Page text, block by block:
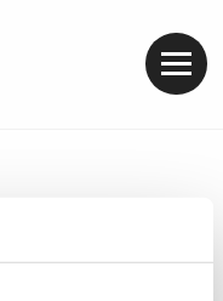
suomalaista